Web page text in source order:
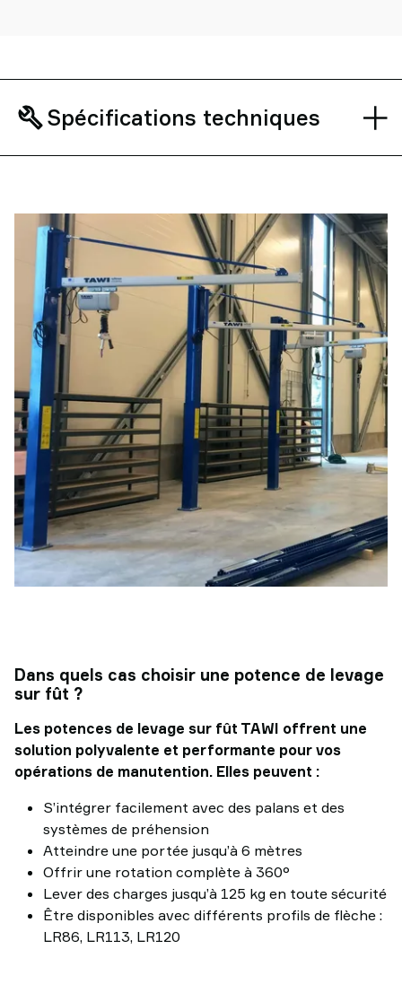
Spécifications techniques
Dans quels cas choisir une potence de levage
sur fût ?
Les potences de levage sur fût TAWI offrent une
solution polyvalente et performante pour vos
opérations de manutention. Elles peuvent :
S’intégrer facilement avec des palans et des
systèmes de préhension
Atteindre une portée jusqu’à 6 mètres
Offrir une rotation complète à 360°
Lever des charges jusqu’à 125 kg en toute sécurité
Être disponibles avec différents profils de flèche :
LR86, LR113, LR120